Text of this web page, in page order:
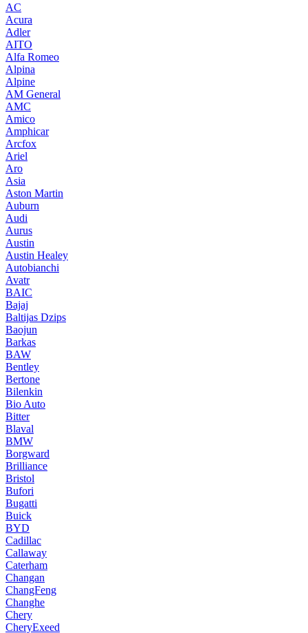
AC
Acura
Adler
AITO
Alfa Romeo
Alpina
Alpine
AM General
AMC
Amico
Amphicar
Arcfox
Ariel
Aro
Asia
Aston Martin
Auburn
Audi
Aurus
Austin
Austin Healey
Autobianchi
Avatr
BAIC
Bajaj
Baltijas Dzips
Baojun
Barkas
BAW
Bentley
Bertone
Bilenkin
Bio Auto
Bitter
Blaval
BMW
Borgward
Brilliance
Bristol
Bufori
Bugatti
Buick
BYD
Cadillac
Callaway
Caterham
Changan
ChangFeng
Changhe
Chery
CheryExeed